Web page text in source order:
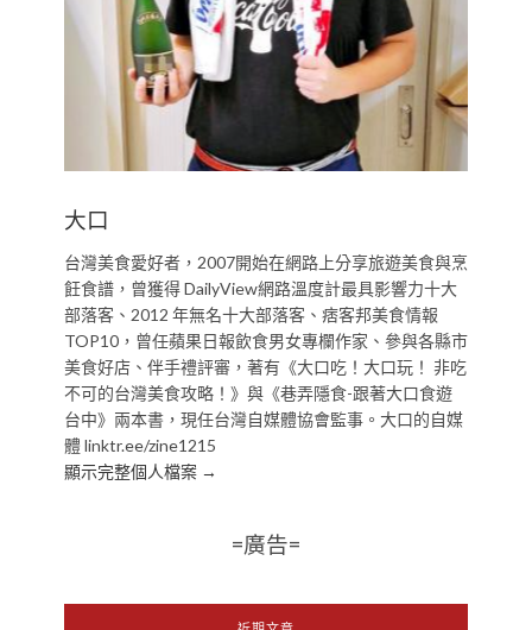
大口
台灣美食愛好者，2007開始在網路上分享旅遊美食與烹
飪食譜，曾獲得 DailyView網路溫度計最具影響力十大
部落客、2012 年無名十大部落客、痞客邦美食情報
TOP10，曾任蘋果日報飲食男女專欄作家、參與各縣市
美食好店、伴手禮評審，著有《大口吃！大口玩！ 非吃
不可的台灣美食攻略！》與《巷弄隱食-跟著大口食遊
台中》兩本書，現任台灣自媒體協會監事。大口的自媒
體 linktr.ee/zine1215
顯示完整個人檔案 →
=廣告=